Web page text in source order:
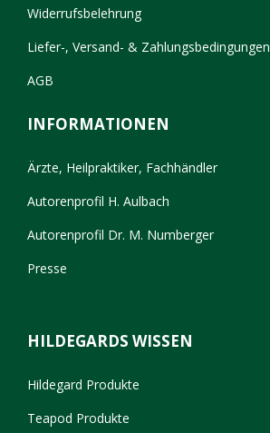
Widerrufsbelehrung
Liefer-, Versand- & Zahlungsbedingungen
AGB
INFORMATIONEN
Ärzte, Heilpraktiker, Fachhändler
Autorenprofil H. Aulbach
Autorenprofil Dr. M. Numberger
Presse
HILDEGARDS WISSEN
Hildegard Produkte
Teapod Produkte